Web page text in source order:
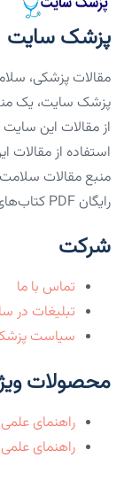
پزشک سایت
مقالات پزشکی،
پزشک سایت، یک
از مقالات این
استفاده از
منبع مقالات
رایگان PDF کتاب‌های پزشکی.
شرکت
تماس با ما
تبلیغات در
سیاست
محصولات
راهنمای
راهنمای